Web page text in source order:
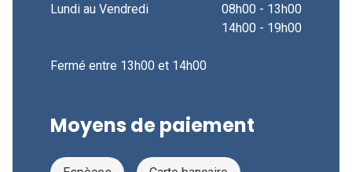
Lundi au Vendredi
08h00 - 13h00
14h00 - 19h00
Fermé entre 13h00 et 14h00
Moyens de paiement